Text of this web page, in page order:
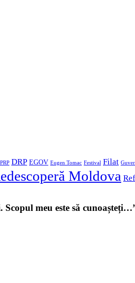
DRP EGOV Eugen Tomac Festival Filat
Moldova
meu este să